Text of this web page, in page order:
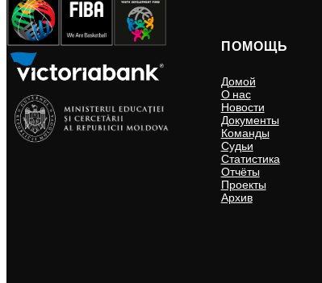
ПОМОЩЬ
Домой
О нас
Новости
Документы
Команды
Судьи
Статистика
Отчёты
Проекты
Архив